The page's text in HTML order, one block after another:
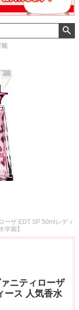
能
ーザ EDT SP 50mlレディ
学園】
ニティローザ
ース 人気香水